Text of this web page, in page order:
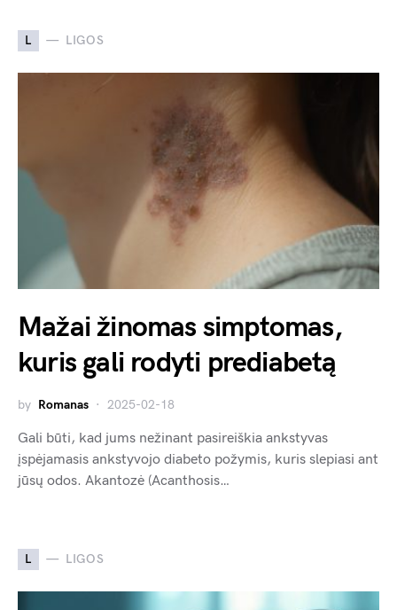
L LIGOS
Mažai žinomas simptomas,
kuris gali rodyti prediabetą
by Romanas 2025-02-18
Gali būti, kad jums nežinant pasireiškia ankstyvas
įspėjamasis ankstyvojo diabeto požymis, kuris slepiasi ant
jūsų odos. Akantozė (Acanthosis…
L LIGOS